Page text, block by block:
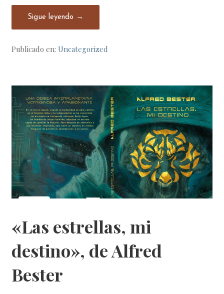
Sigue leyendo →
Publicado en:Uncategorized
«Las estrellas, mi
destino», de Alfred
Bester